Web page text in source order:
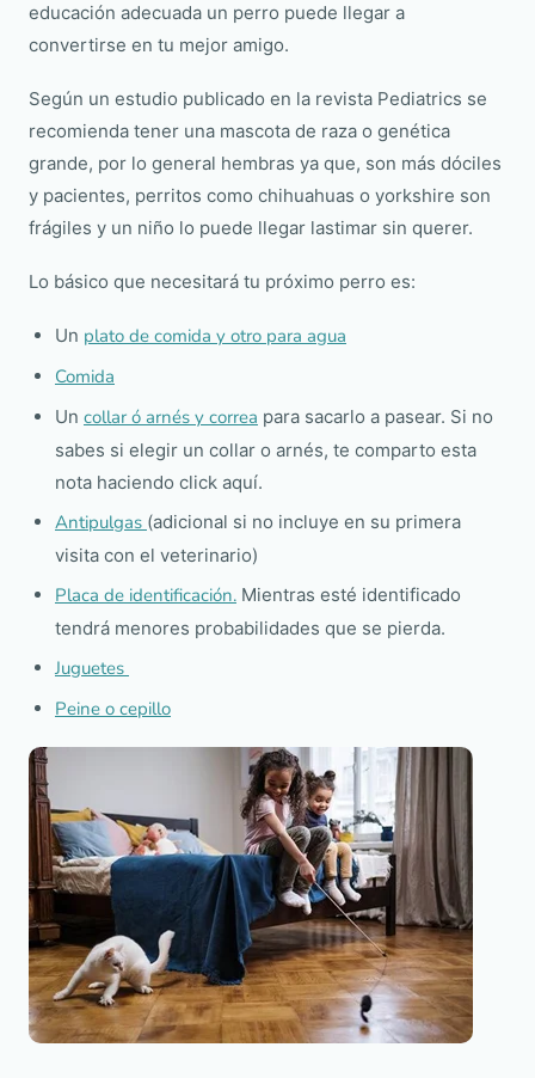
educación adecuada un perro puede llegar a
convertirse en tu mejor amigo.
Según un estudio publicado en la revista Pediatrics se
recomienda tener una mascota de raza o genética
grande, por lo general hembras ya que, son más dóciles
y pacientes, perritos como chihuahuas o yorkshire son
frágiles y un niño lo puede llegar lastimar sin querer.
Lo básico que necesitará tu próximo perro es:
Un plato de comida y otro para agua
Comida
Un collar ó arnés y correa para sacarlo a pasear. Si no
sabes si elegir un collar o arnés, te comparto esta
nota haciendo click aquí.
Antipulgas (adicional si no incluye en su primera
visita con el veterinario)
Placa de identificación. Mientras esté identificado
tendrá menores probabilidades que se pierda.
Juguetes
Peine o cepillo